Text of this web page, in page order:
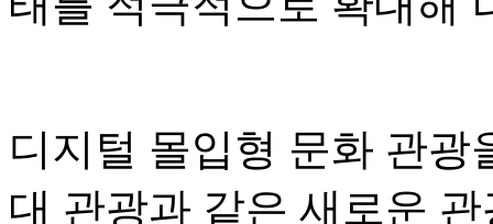
디지털 몰입형 문화 관광
대 관광과 같은 새로운